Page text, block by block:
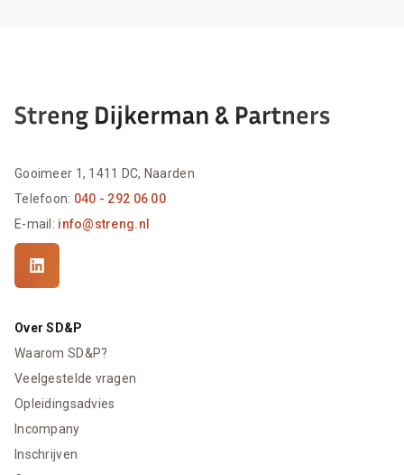
Gooimeer 1, 1411 DC, Naarden
Telefoon: 040 - 292 06 00
E-mail: info@streng.nl
Over SD&P
Waarom SD&P?
Veelgestelde vragen
Opleidingsadvies
Incompany
Inschrijven